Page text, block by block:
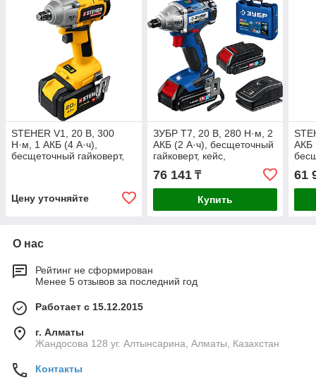
STEHER V1, 20 В, 300
Н·м, 1 АКБ (4 А·ч),
бесщеточный гайковерт,
Цену уточняйте
ЗУБР Т7, 20 В, 280 Н·м, 2
АКБ (2 А·ч), бесщеточный
гайковерт, кейс,
Профессионал (GB-250-
22)
76 141₸
Купить
АКБ
61
О нас
Рейтинг не сформирован
Менее 5 отзывов за последний год
Работает с 15.12.2015
г. Алматы
Жандосова 128 уг. Алтынсарина, Алматы, Казахстан
Контакты